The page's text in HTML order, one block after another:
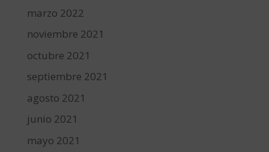
marzo 2022
noviembre 2021
octubre 2021
septiembre 2021
agosto 2021
junio 2021
mayo 2021